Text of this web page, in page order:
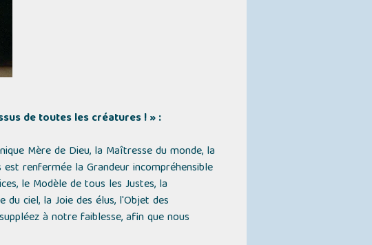
de toutes les créatures ! » :
Mère de Dieu, la Maîtresse du monde, la
renfermée la Grandeur incompréhensible
le Modèle de tous les Justes, la
ciel, la Joie des élus, l'Objet des
à notre faiblesse, afin que nous